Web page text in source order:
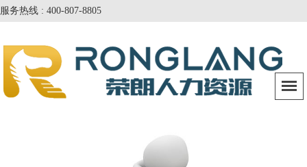
服务热线 : 400-807-8805